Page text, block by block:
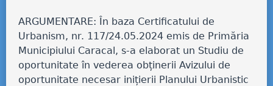
ARGUMENTARE: În baza Certificatului de
Urbanism, nr. 117/24.05.2024 emis de Primăria
Municipiului Caracal, s-a elaborat un Studiu de
oportunitate în vederea obținerii Avizului de
oportunitate necesar inițierii Planului Urbanistic